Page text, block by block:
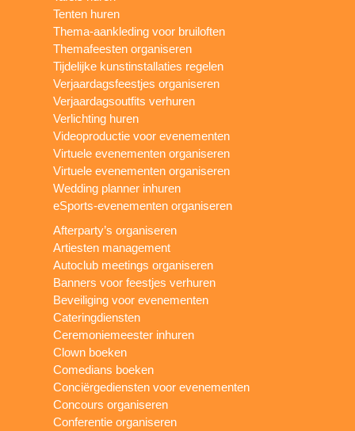
Tenten huren
Thema-aankleding voor bruiloften
Themafeesten organiseren
Tijdelijke kunstinstallaties regelen
Verjaardagsfeestjes organiseren
Verjaardagsoutfits verhuren
Verlichting huren
Videoproductie voor evenementen
Virtuele evenementen organiseren
Virtuele evenementen organiseren
Wedding planner inhuren
eSports-evenementen organiseren
Afterparty’s organiseren
Artiesten management
Autoclub meetings organiseren
Banners voor feestjes verhuren
Beveiliging voor evenementen
Cateringdiensten
Ceremoniemeester inhuren
Clown boeken
Comedians boeken
Conciërgediensten voor evenementen
Concours organiseren
Conferentie organiseren